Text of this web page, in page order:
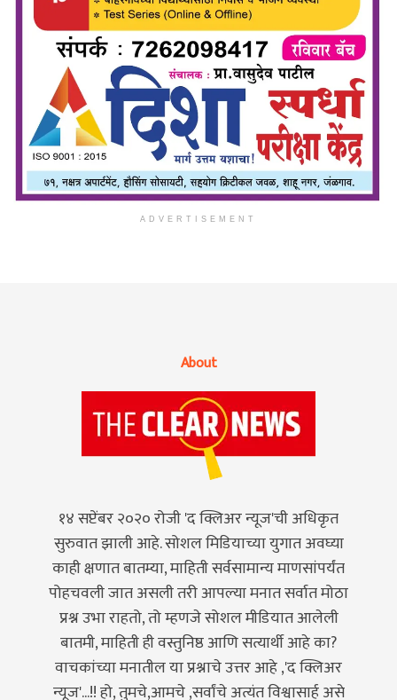
ADVERTISEMENT
About
१४ सप्टेंबर २०२० रोजी 'द क्लिअर न्यूज'ची अधिकृत
सुरुवात झाली आहे. सोशल मिडियाच्या युगात अवघ्या
काही क्षणात बातम्या, माहिती सर्वसामान्य माणसांपर्यंत
पोहचवली जात असली तरी आपल्या मनात सर्वात मोठा
प्रश्न उभा राहतो, तो म्हणजे सोशल मीडियात आलेली
बातमी, माहिती ही वस्तुनिष्ठ आणि सत्यार्थी आहे का?
वाचकांच्या मनातील या प्रश्नाचे उत्तर आहे ,'द क्लिअर
न्यूज'...!! हो, तुमचे,आमचे ,सर्वांचे अत्यंत विश्वासार्ह असे